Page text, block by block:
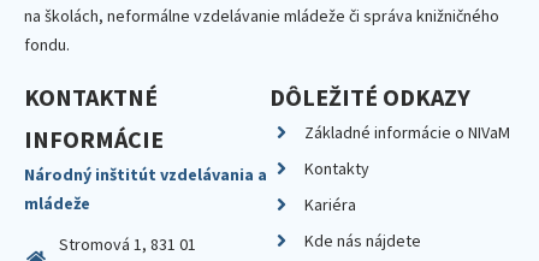
na školách, neformálne vzdelávanie mládeže či správa knižničného
fondu.
KONTAKTNÉ
INFORMÁCIE
Národný inštitút vzdelávania a
mládeže
Stromová 1, 831 01
DÔLEŽITÉ ODKAZY
Základné informácie o NIVaM
Kontakty
Kariéra
Kde nás nájdete